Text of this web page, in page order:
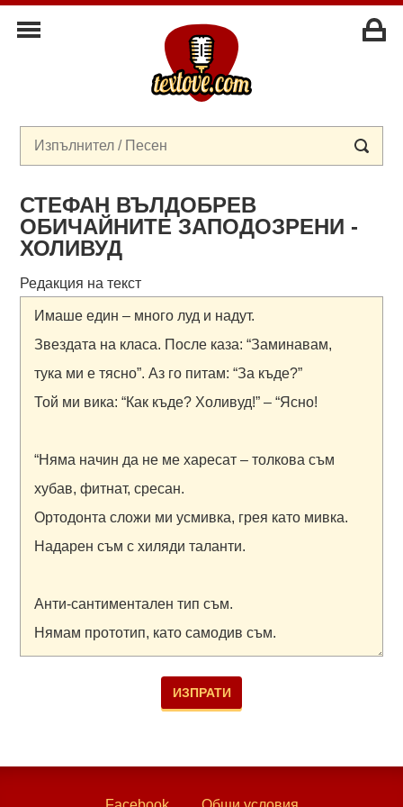
СТЕФАН ВЪЛДОБРЕВ
ОБИЧАЙНИТЕ ЗАПОДОЗРЕНИ -
ХОЛИВУД
Редакция на текст